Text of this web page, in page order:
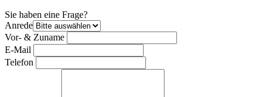
Sie haben eine Frage?
Anrede
Vor- & Zuname
E-Mail
Telefon